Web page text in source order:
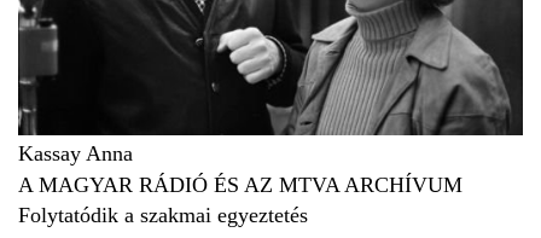
Kassay Anna
A MAGYAR RÁDIÓ ÉS AZ MTVA ARCHÍVUM
Folytatódik a szakmai egyeztetés